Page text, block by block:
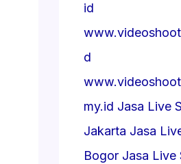
id
d
my.id Jasa Live
Jakarta Jasa
Bogor Jasa Live